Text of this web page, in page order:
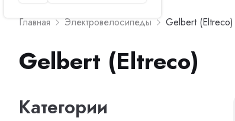
Главная Электровелосипеды Gelbert (Eltreco)
Gelbert (Eltreco)
Категории